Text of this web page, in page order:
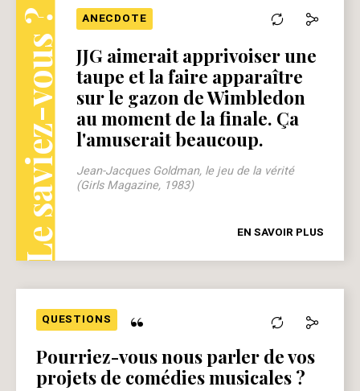
Le saviez-vous ? ANECDOTE
JJG aimerait apprivoiser une
taupe et la faire apparaître
sur le gazon de Wimbledon
au moment de la finale. Ça
l'amuserait beaucoup.
Jean-Jacques Goldman, le jeu de la vérité
(Girls Magazine, 1983)
EN SAVOIR PLUS
QUESTIONS “
Pourriez-vous nous parler de vos
projets de comédies musicales ?